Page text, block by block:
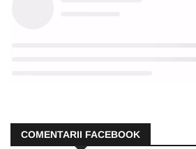
COMENTARII FACEBOOK